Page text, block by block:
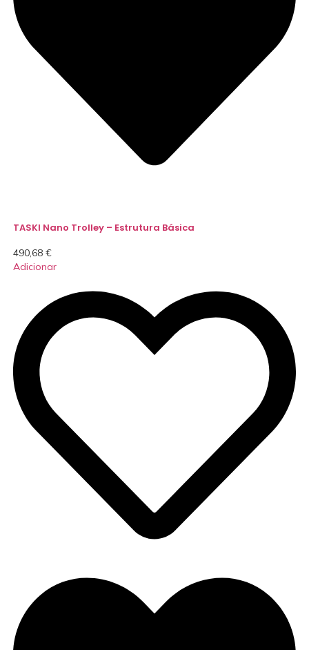
TASKI Nano Trolley – Estrutura Básica
490,68 €
Adicionar